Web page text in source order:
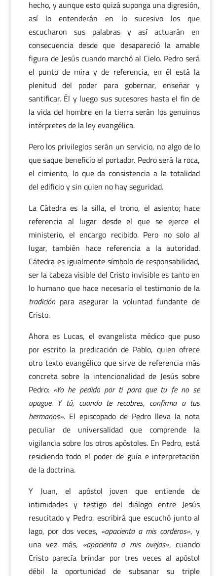
hecho, y aunque esto quizá suponga una digresión,
así lo entenderán en lo sucesivo los que
escucharon sus palabras y así actuarán en
consecuencia desde que desapareció la amable
figura de Jesús cuando marchó al Cielo. Pedro será
el punto de mira y de referencia, en él está la
plenitud del poder para gobernar, enseñar y
santificar. Él y luego sus sucesores hasta el fin de
la vida del hombre en la tierra serán los genuinos
intérpretes de la ley evangélica.
Pero los privilegios serán un servicio, no algo de lo
que saque beneficio el portador. Pedro será la roca,
el cimiento, lo que da consistencia a la totalidad
del edificio y sin quien no hay seguridad.
La Cátedra es la silla, el trono, el asiento; hace
referencia al lugar desde el que se ejerce el
ministerio, el encargo recibido. Pero no solo al
lugar, también hace referencia a la autoridad.
Cátedra es igualmente símbolo de responsabilidad,
ser la cabeza visible del Cristo invisible es tanto en
lo humano que hace necesario el testimonio de la
tradiciónpara asegurar la voluntad fundante de
Cristo.
Ahora es Lucas, el evangelista médico que puso
por escrito la predicación de Pablo, quien ofrece
otro texto evangélico que sirve de referencia más
concreta sobre la intencionalidad de Jesús sobre
Pedro: «Yo he pedido por ti para que tu fe no se
apague. Y tú, cuando te recobres, confirma a tus
hermanos». El episcopado de Pedro lleva la nota
peculiar de universalidad que comprende la
vigilancia sobre los otros apóstoles. En Pedro, está
residiendo todo el poder de guía e interpretación
de la doctrina.
Y Juan, el apóstol joven que entiende de
intimidades y testigo del diálogo entre Jesús
resucitado y Pedro, escribirá que escuchó junto al
lago, por dos veces, «apacienta a mis corderos», y
una vez más, «apacienta a mis ovejas», cuando
Cristo parecía brindar por tres veces al apóstol
débil la oportunidad de subsanar su triple